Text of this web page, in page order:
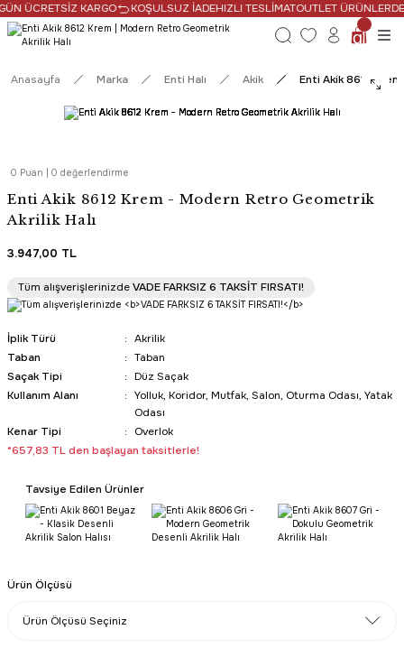
ÜCRETSİZ KARGO KOŞULSUZ İADEHIZLI TESLİMATOUTLET ÜRÜNLERDE
Anasayfa Marka Enti Halı Akik Enti Akik 8612
0 Puan | 0 değerlendirme
Enti Akik 8612 Krem - Modern Retro Geometrik
Akrilik Halı
3.947,00 TL
SAAT 16:30’a KADAR AYNI GÜN KARGO
HIZLI TESLİMAT
Tüm alışverişlerinizdeVADE FARKSIZ 6 TAKSİT FIRSATI!
İplik Türü
Akrilik
Taban
Taban
Saçak Tipi
Düz Saçak
Kullanım Alanı
Yolluk, Koridor, Mutfak, Salon, Oturma Odası, Yatak
Odası
Kenar Tipi
Overlok
*657,83 TL den başlayan taksitlerle!
Tavsiye Edilen Ürünler
Ürün Ölçüsü